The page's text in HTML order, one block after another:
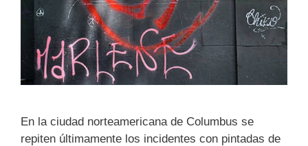
En la ciudad norteamericana de Columbus se
repiten últimamente los incidentes con pintadas de